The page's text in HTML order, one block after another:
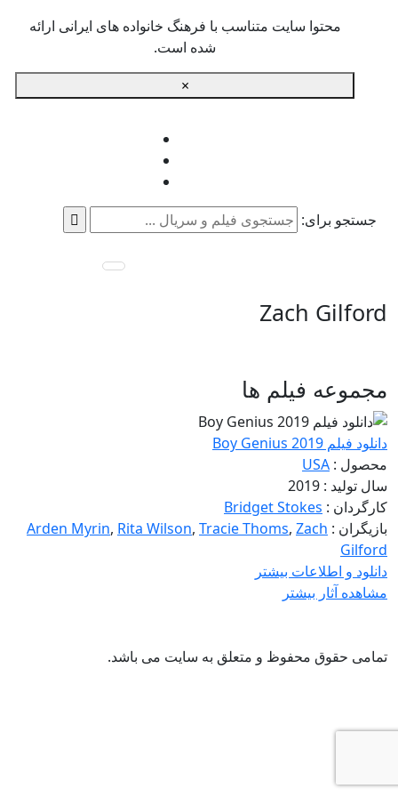
محتوا سایت متناسب با فرهنگ خانواده های ایرانی ارائه
شده است.
×
جستجو برای:
Zach Gilford
مجموعه فیلم ها
دانلود فیلم Boy Genius 2019
محصول : USA
سال تولید : 2019
کارگردان : Bridget Stokes
بازیگران :
Arden Myrin, Rita Wilson, Tracie Thoms, Zach
Gilford
دانلود و اطلاعات بیشتر
مشاهده آثار بیشتر
تمامی حقوق محفوظ و متعلق به سایت می باشد.